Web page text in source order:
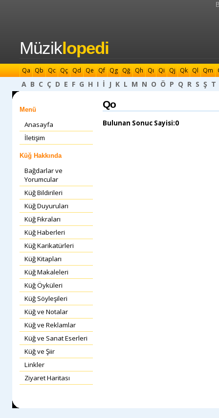
Müziklopedi
Qa Qb Qc Qç Qd Qe Qf Qg Qğ Qh Qı Qi Qj Qk Ql Qm
A B C Ç D E F G H I İ J K L M N O Ö P Q R S Ş T
Menü
Anasayfa
İletişim
Küğ Hakkında
Bağdarlar ve
Yorumcular
Küğ Bildirileri
Küğ Duyuruları
Küğ Fıkraları
Küğ Haberleri
Küğ Karikatürleri
Küğ Kitapları
Küğ Makaleleri
Küğ Öyküleri
Küğ Söyleşileri
Küğ ve Notalar
Küğ ve Reklamlar
Küğ ve Sanat Eserleri
Küğ ve Şiir
Linkler
Ziyaret Haritası
Qo
Bulunan Sonuc Sayisi:0